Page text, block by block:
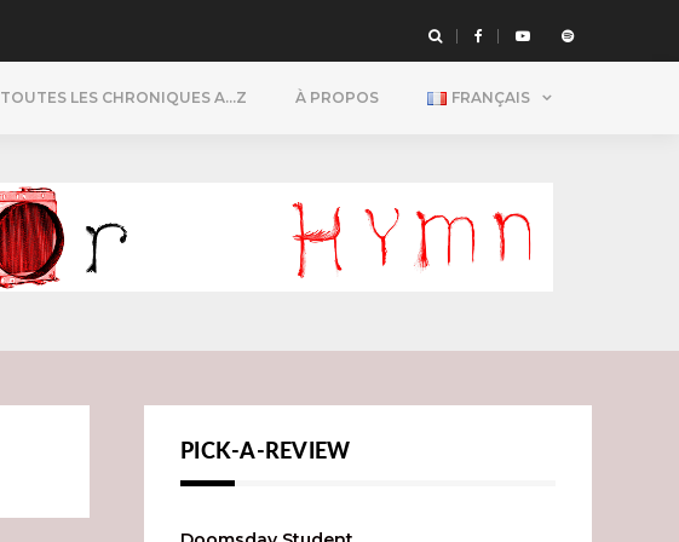
TOUTES LES CHRONIQUES A…Z À PROPOS FRANÇAIS
PICK-A-REVIEW